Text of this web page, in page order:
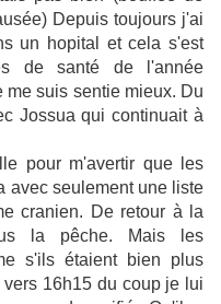
Depuis toujours j'ai
un hopital et cela s'est
de santé de l'année
me suis sentie mieux. Du
Jossua qui continuait à
pour m'avertir que les
avec seulement une liste
cranien. De retour à la
la pêche. Mais les
s'ils étaient bien plus
16h15 du coup je lui